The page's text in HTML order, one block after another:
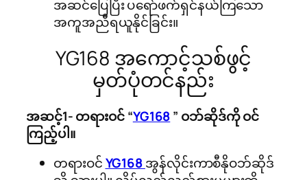
အဆင်ပြေပြီး ပရော်ဖက်ရှင်နယ်ကြသော
အကူအညီရယူနိုင်ခြင်း။
YG168 အကောင့်သစ်ဖွင့်
မှတ်ပုံတင်နည်း
အဆင့်1- တရားဝင် “YG168” ဝဘ်ဆိုဒ်ကို ဝင်
ကြည့်ပါ။
တရားဝင်YG168အွန်လိုင်းကာစီနိုဝဘ်ဆိုဒ်